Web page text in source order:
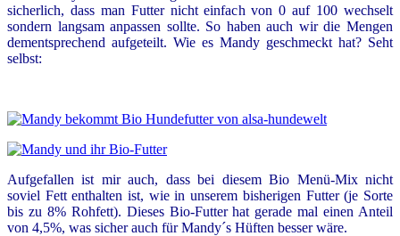
sicherlich, dass man Futter nicht einfach von 0 auf 100 wechselt
sondern langsam anpassen sollte. So haben auch wir die Mengen
dementsprechend aufgeteilt. Wie es Mandy geschmeckt hat? Seht
selbst:
Aufgefallen ist mir auch, dass bei diesem Bio Menü-Mix nicht
soviel Fett enthalten ist, wie in unserem bisherigen Futter (je Sorte
bis zu 8% Rohfett). Dieses Bio-Futter hat gerade mal einen Anteil
von 4,5%, was sicher auch für Mandy´s Hüften besser wäre.